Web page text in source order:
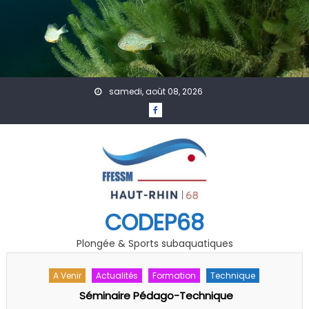
Skip to content
samedi, août 08, 2026
CODEP68
Plongée & Sports subaquatiques
A Venir Actualités Formation Technique
Séminaire Pédago-Technique